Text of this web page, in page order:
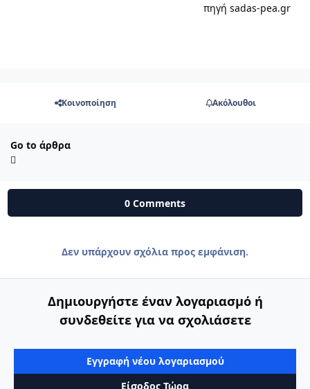
πηγή sadas-pea.gr
Κοινοποίηση Ακόλουθοι
Go to άρθρα
0 Comments
Δεν υπάρχουν σχόλια προς εμφάνιση.
Δημιουργήστε έναν λογαριασμό ή
συνδεθείτε για να σχολιάσετε
Εγγραφή νέου λογαριασμού
Είσοδος Τώρα